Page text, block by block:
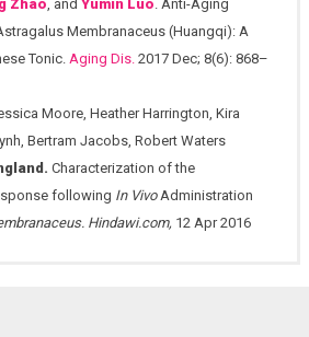
Zhao, and Yumin Luo. Anti-Aging
Membranaceus (Huangqi): A
Tonic. Aging Dis. 2017 Dec; 8(6): 868–
Moore, Heather Harrington, Kira
Bertram Jacobs, Robert Waters
Characterization of the
following In VivoAdministration
Hindawi.com, 12 Apr 2016